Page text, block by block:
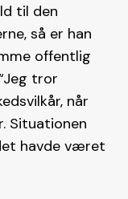
til den
så er han
offentlig
tror
når
Situationen
havde været